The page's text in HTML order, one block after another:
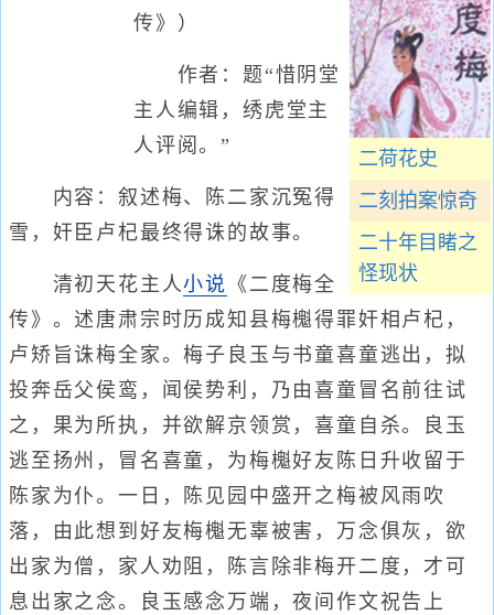
二荷花史
二刻拍案惊奇
二十年目睹之
怪现状
传》）
作者：题“惜阴堂
主人编辑，绣虎堂主
人评阅。”
内容：叙述梅、陈二家沉冤得
雪，奸臣卢杞最终得诛的故事。
清初天花主人小说 《二度梅全
传》。述唐肃宗时历成知县梅櫆得罪奸相卢杞，
卢矫旨诛梅全家。梅子良玉与书童喜童逃出，拟
投奔岳父侯鸾，闻侯势利，乃由喜童冒名前往试
之，果为所执，并欲解京领赏，喜童自杀。良玉
逃至扬州，冒名喜童，为梅櫆好友陈日升收留于
陈家为仆。一日，陈见园中盛开之梅被风雨吹
落，由此想到好友梅櫆无辜被害，万念俱灰，欲
出家为僧，家人劝阻，陈言除非梅开二度，才可
息出家之念。良玉感念万端，夜间作文祝告上